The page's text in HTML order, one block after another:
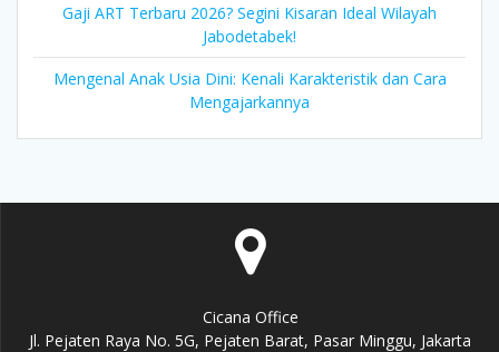
Gaji ART Terbaru 2026? Segini Kisaran Ideal Wilayah
Jabodetabek!
Mengenal Anak Usia Dini: Kenali Karakteristik dan Cara
Mengajarkannya
Cicana Office
Jl. Pejaten Raya No. 5G, Pejaten Barat, Pasar Minggu, Jakarta